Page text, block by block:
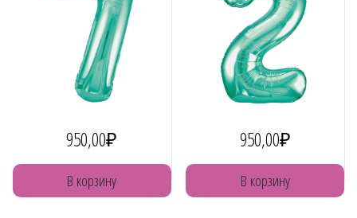
950,00₽
В корзину
950,00₽
В корзину